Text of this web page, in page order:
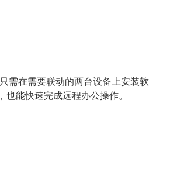
需在需要联动的两台设备上安装软
能快速完成远程办公操作。